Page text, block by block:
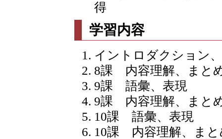
得
学習内容
イントロダクション
8課 内容理解、まと
9課 語彙、表現
9課 内容理解、まと
10課 語彙、表現
10課 内容理解、まと